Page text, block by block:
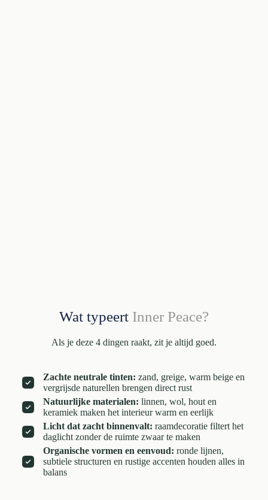
Wat typeert Inner Peace?
Als je deze 4 dingen raakt, zit je altijd goed.
Zachte neutrale tinten: zand, greige, warm beige en
vergrijsde naturellen brengen direct rust
Natuurlijke materialen: linnen, wol, hout en
keramiek maken het interieur warm en eerlijk
Licht dat zacht binnenvalt: raamdecoratie filtert het
daglicht zonder de ruimte zwaar te maken
Organische vormen en eenvoud: ronde lijnen,
subtiele structuren en rustige accenten houden alles in
balans